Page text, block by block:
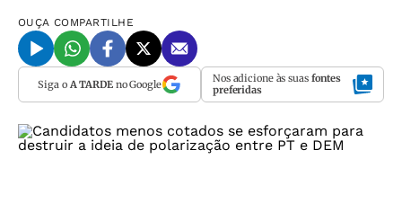
OUÇA COMPARTILHE
Siga o A TARDEno Google Nos adicione às suas fontes
preferidas